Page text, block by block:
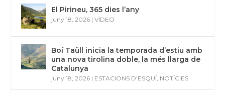
El Pirineu, 365 dies l’any
juny 18, 2026 |VÍDEO
Boí Taüll inicia la temporada d’estiu amb
una nova tirolina doble, la més llarga de
Catalunya
juny 18, 2026 | ESTACIONS D'ESQUÍ NOTÍCIES